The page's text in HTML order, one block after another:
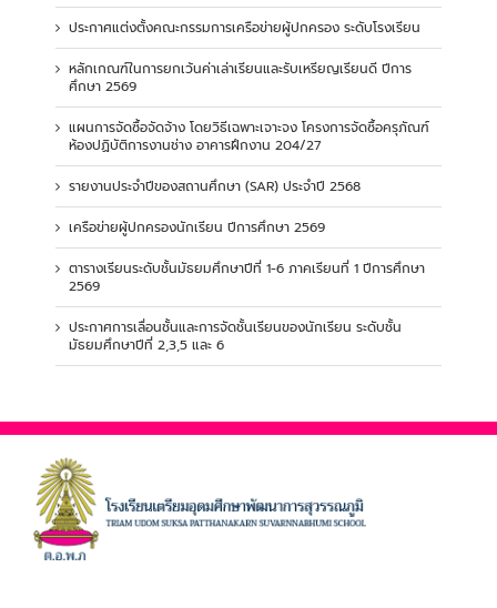
ประกาศแต่งตั้งคณะกรรมการเครือข่ายผู้ปกครอง ระดับโรงเรียน
หลักเกณฑ์ในการยกเว้นค่าเล่าเรียนและรับเหรียญเรียนดี ปีการ
ศึกษา 2569
แผนการจัดซื้อจัดจ้าง โดยวิธีเฉพาะเจาะจง โครงการจัดซื้อครุภัณฑ์
ห้องปฏิบัติการงานช่าง อาคารฝึกงาน 204/27
รายงานประจำปีของสถานศึกษา (SAR) ประจำปี 2568
เครือข่ายผู้ปกครองนักเรียน ปีการศึกษา 2569
ตารางเรียนระดับชั้นมัธยมศึกษาปีที่ 1-6 ภาคเรียนที่ 1 ปีการศึกษา
2569
ประกาศการเลื่อนชั้นและการจัดชั้นเรียนของนักเรียน ระดับชั้น
มัธยมศึกษาปีที่ 2,3,5 และ 6